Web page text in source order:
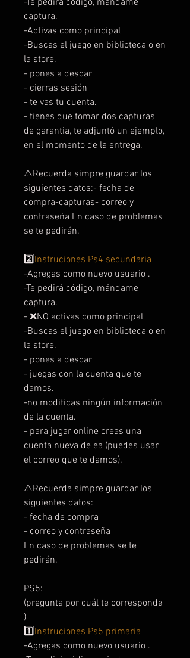
captura.
-Activas como principal
-Buscas el juego en biblioteca o en
la store.
- pones a descar
- cierras sesión
- te vas tu cuenta.
- tienes que tomar dos capturas
de garantia, te adjuntó un ejemplo,
en el momento de la entrega.
⚠️Recuerda simpre guardar los
siguientes datos:- fecha de
compra-capturas- correo y
contraseña En caso de problemas
se te pedirán.
2️⃣Instruciones Ps4 secundaria
-Agregas como nuevo usuario .
-Te pedirá código, mándame
captura.
- ❌NO activas como principal
-Buscas el juego en biblioteca o en
la store.
- pones a descar
- juegas con la cuenta que te
damos.
-no modificas ningún información
de la cuenta.
- para jugar online creas una
cuenta nueva de ea (puedes usar
el correo que te damos).
⚠️Recuerda simpre guardar los
siguientes datos:
- fecha de compra
- correo y contraseña
En caso de problemas se te
pedirán.
PS5:
(pregunta por cuál te corresponde
)
1️⃣Instruciones Ps5 primaria
-Agregas como nuevo usuario .